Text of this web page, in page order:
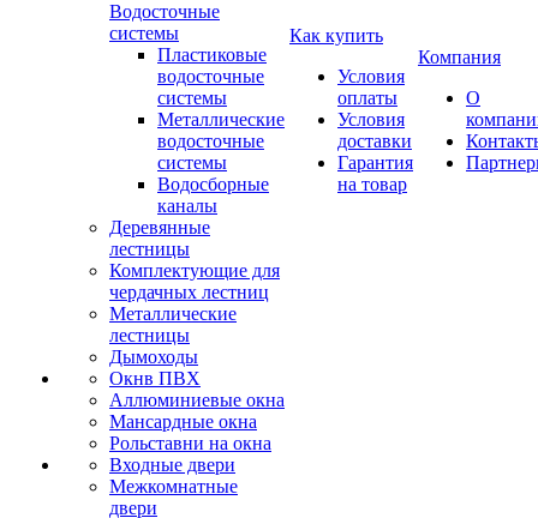
Водосточные
системы
Пластиковые
водосточные
системы
Металлические
водосточные
системы
Водосборные
каналы
Деревянные
лестницы
Комплектующие для
чердачных лестниц
Металлические
лестницы
Дымоходы
Окнв ПВХ
Аллюминиевые окна
Мансардные окна
Рольставни на окна
Входные двери
Межкомнатные
двери
Как купить
Условия
оплаты
Условия
доставки
Гарантия
на товар
Компания
О